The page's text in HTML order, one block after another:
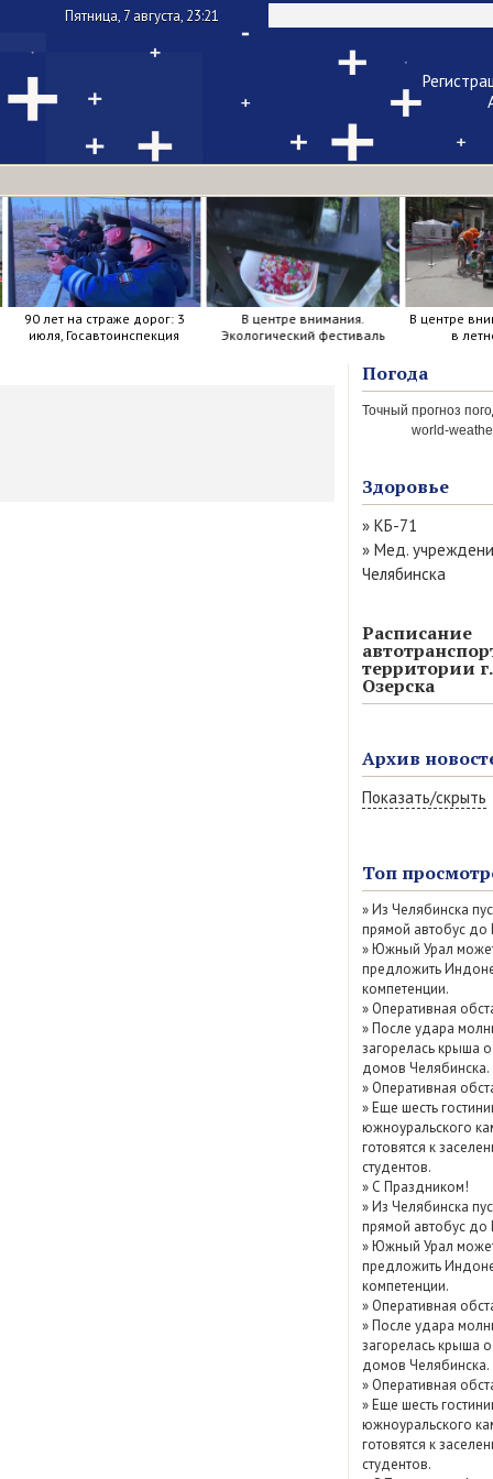
Пятница, 7 августа, 23:21
Чужой
Напомнить
90 лет на страже дорог: 3
июля, Госавтоинспекция
В центре внимания.
Экологический фестиваль
В центре
в
Погода
world-
Здоровье
» КБ-71
» Мед.
Челябинска
Расписание
территории г.
Озерска
Архив
Показать/скрыть
Июль 2026 (77)
Июнь 2026 (52)
Май 2026 (69)
Апрель 2026
Март 2026 (79)
Показать /
архив
Топ
»Из Челябинска
прямой автобус
»Южный Урал
предложить
компетенции.
» Оперативная
»После удара
загорелась крыша
домов Челябинска.
» Оперативная
»Еще шесть
южноуральского
готовятся к
студентов.
» С Праздником!
»Из Челябинска
прямой автобус
»Южный Урал
предложить
компетенции.
» Оперативная
»После удара
загорелась крыша
домов Челябинска.
» Оперативная
»Еще шесть
южноуральского
готовятся к
студентов.